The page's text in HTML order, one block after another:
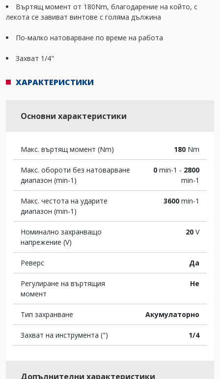
Въртящ момент от 180Nm, благодарение на който, с
лекота се завиват винтове с голяма дължина
По-малко натоварване по време на работа
Захват 1/4"
ХАРАКТЕРИСТИКИ
Основни характеристики
Макс. въртящ момент (Nm) 180 Nm
Макс. обороти без натоварване
диапазон (min-1)
0 min-1 - 2800
min-1
Макс. честота на ударите
диапазон (min-1)
3600 min-1
Номинално захранващо
напрежение (V)
20 V
Реверс Да
Регулиране на въртящия
момент
Не
Тип захранване Акумулаторно
Захват на инструмента (") 1/4
Допълнителни характеристики